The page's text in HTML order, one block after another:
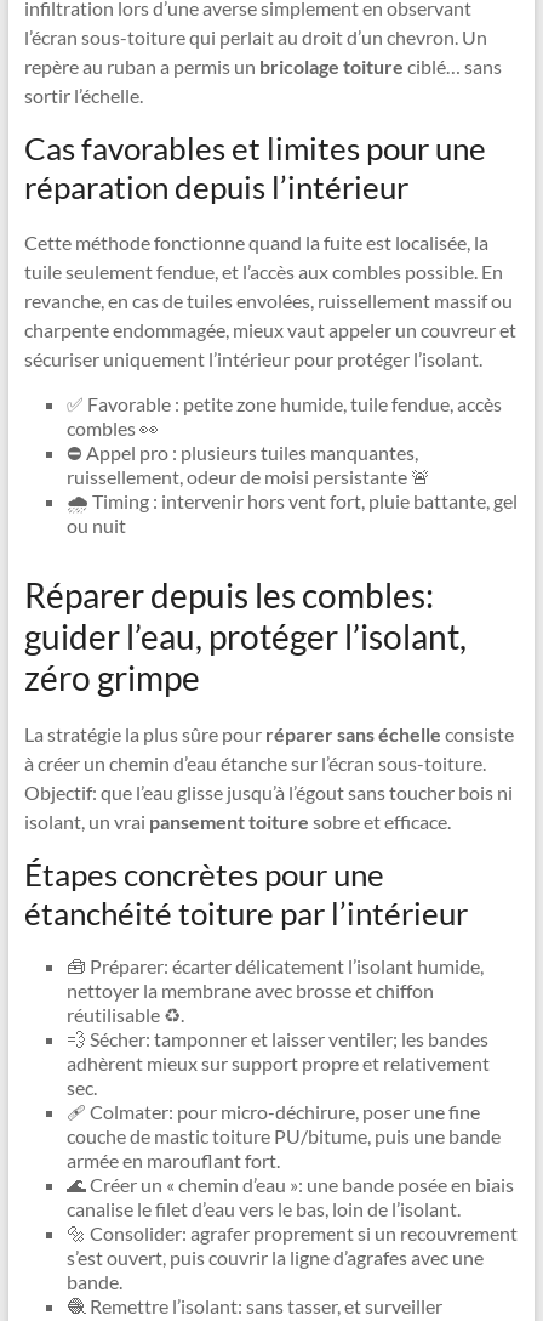
infiltration lors d’une averse simplement en observant
l’écran sous-toiture qui perlait au droit d’un chevron. Un
repère au ruban a permis un bricolage toiture ciblé… sans
sortir l’échelle.
Cas favorables et limites pour une
réparation depuis l’intérieur
Cette méthode fonctionne quand la fuite est localisée, la
tuile seulement fendue, et l’accès aux combles possible. En
revanche, en cas de tuiles envolées, ruissellement massif ou
charpente endommagée, mieux vaut appeler un couvreur et
sécuriser uniquement l’intérieur pour protéger l’isolant.
✅ Favorable : petite zone humide, tuile fendue, accès
combles 👀
⛔ Appel pro : plusieurs tuiles manquantes,
ruissellement, odeur de moisi persistante 🚨
🌧️ Timing : intervenir hors vent fort, pluie battante, gel
ou nuit
Réparer depuis les combles:
guider l’eau, protéger l’isolant,
zéro grimpe
La stratégie la plus sûre pour réparer sans échelle consiste
à créer un chemin d’eau étanche sur l’écran sous-toiture.
Objectif: que l’eau glisse jusqu’à l’égout sans toucher bois ni
isolant, un vrai pansement toiture sobre et efficace.
Étapes concrètes pour une
étanchéité toiture par l’intérieur
🧰 Préparer: écarter délicatement l’isolant humide,
nettoyer la membrane avec brosse et chiffon
réutilisable ♻️.
💨 Sécher: tamponner et laisser ventiler; les bandes
adhèrent mieux sur support propre et relativement
sec.
🩹 Colmater: pour micro-déchirure, poser une fine
couche de mastic toiture PU/bitume, puis une bande
armée en marouflant fort.
🌊 Créer un « chemin d’eau »: une bande posée en biais
canalise le filet d’eau vers le bas, loin de l’isolant.
🔩 Consolider: agrafer proprement si un recouvrement
s’est ouvert, puis couvrir la ligne d’agrafes avec une
bande.
🧶 Remettre l’isolant: sans tasser, et surveiller